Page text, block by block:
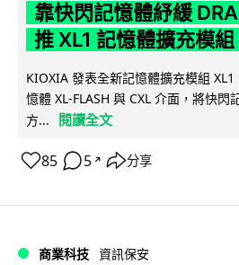
靠快閃記憶體紓緩
推 XL1 記憶體擴充模組
KIOXIA 發表全新記憶體擴充模組
憶體 XL-FLASH 與 CXL 介面，將快
方...
閱讀全文
85 5 ↗ 分享
商業科技 資訊保安